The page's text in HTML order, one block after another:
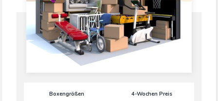
Boxengrößen 4-Wochen Preis